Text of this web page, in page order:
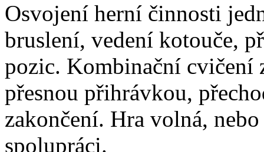
Osvojení herní činnosti
bruslení, vedení kotouče,
pozic. Kombinační cvičení
přesnou přihrávkou,
zakončení. Hra volná,
spolupráci.